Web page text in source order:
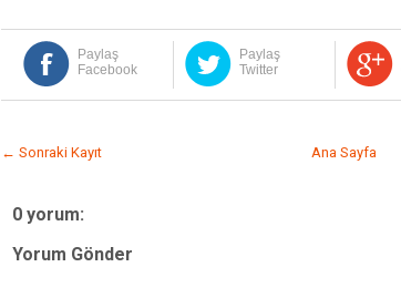
Paylaş
Facebook
Paylaş
Twitter
← Sonraki Kayıt Ana Sayfa
0 yorum:
Yorum Gönder